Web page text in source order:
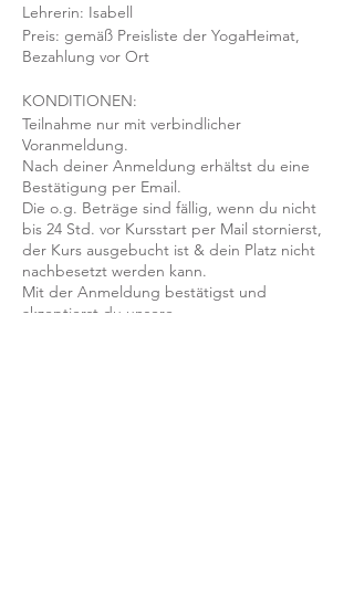
Lehrerin: Isabell
Preis: gemäß Preisliste der YogaHeimat,
Bezahlung vor Ort
KONDITIONEN:
Teilnahme nur mit verbindlicher
Voranmeldung.
Nach deiner Anmeldung erhältst du eine
Bestätigung per Email.
Die o.g. Beträge sind fällig, wenn du nicht
bis 24 Std. vor Kursstart per Mail stornierst,
der Kurs ausgebucht ist & dein Platz nicht
nachbesetzt werden kann.
Mit der Anmeldung bestätigst und
akzeptierst du unsere